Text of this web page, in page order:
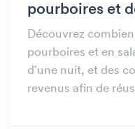
pourboires et
Découvrez
pourboires et en
d'une nuit, et des
revenus afin de